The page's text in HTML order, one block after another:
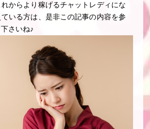
れからより稼げるチャットレディにな
ている方は、是非この記事の内容を参
さいね♪